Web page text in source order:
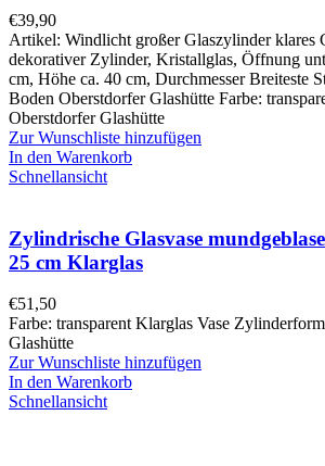
€39,90
Artikel: Windlicht großer Glaszylinder klares
dekorativer Zylinder, Kristallglas, Öffnung
cm, Höhe ca. 40 cm, Durchmesser Breiteste
Boden Oberstdorfer Glashütte Farbe:
Oberstdorfer Glashütte
Zur Wunschliste hinzufügen
In den Warenkorb
Schnellansicht
Zylindrische Glasvase
25 cm Klarglas
€51,50
Farbe: transparent Klarglas Vase
Glashütte
Zur Wunschliste hinzufügen
In den Warenkorb
Schnellansicht